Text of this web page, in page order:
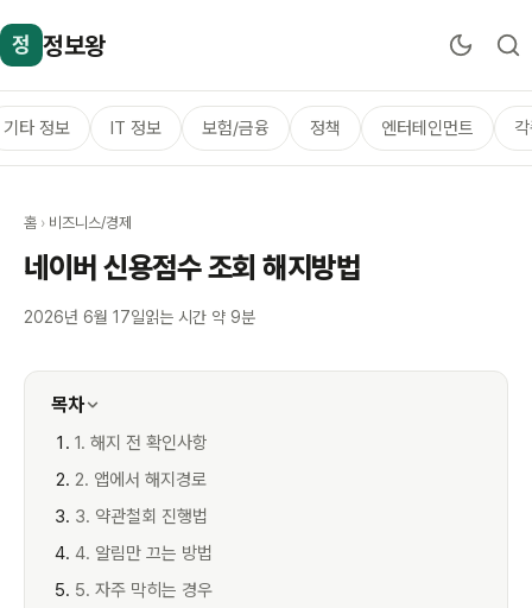
정 정보왕
기타 정보 IT 정보 보험/금융 정책 엔터테인먼트
홈 › 비즈니스/경제
네이버 신용점수 조회 해지방법
2026년 6월 17일읽는 시간 약 9분
목차
1. 해지 전 확인사항
2. 앱에서 해지경로
3. 약관철회 진행법
4. 알림만 끄는 방법
5. 자주 막히는 경우